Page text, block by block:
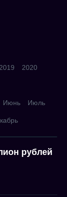
2019 2020
Июнь Июль
рублей